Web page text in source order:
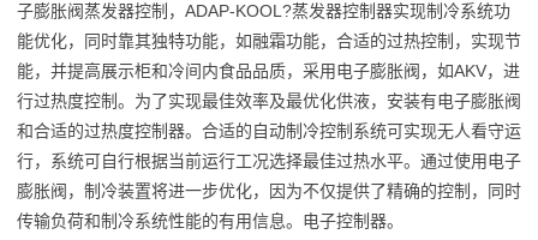
子膨胀阀蒸发器控制，ADAP-KOOL?蒸发器控制器实现制冷系统功
能优化，同时靠其独特功能，如融霜功能，合适的过热控制，实现节
能，并提高展示柜和冷间内食品品质，采用电子膨胀阀，如AKV，进
行过热度控制。为了实现最佳效率及最优化供液，安装有电子膨胀阀
和合适的过热度控制器。合适的自动制冷控制系统可实现无人看守运
行，系统可自行根据当前运行工况选择最佳过热水平。通过使用电子
膨胀阀，制冷装置将进一步优化，因为不仅提供了精确的控制，同时
传输负荷和制冷系统性能的有用信息。电子控制器。